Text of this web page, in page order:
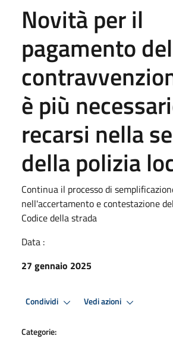
Novità per il
pagamento
è più
recarsi nella
della polizia
Continua il processo di
nell'accertamento e contestazione
Codice della strada
Data :
27 gennaio 2025
Condividi Vedi azioni
Categorie: